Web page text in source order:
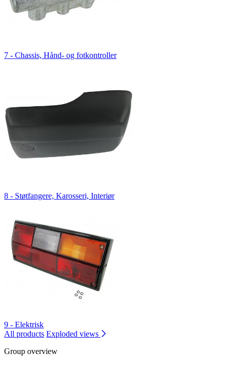
7 - Chassis, Hånd- og fotkontroller
8 - Støtfangere, Karosseri, Interiør
9 - Elektrisk
All products Exploded views
Group overview